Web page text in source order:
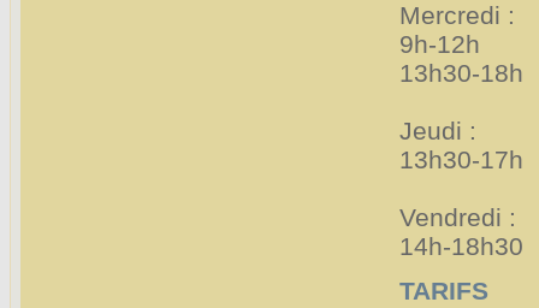
Mercredi :
9h-12h
13h30-18h
Jeudi :
13h30-17h
Vendredi :
14h-18h30
TARIFS